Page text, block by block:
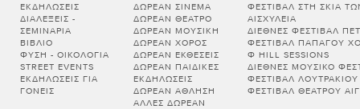
ΕΚΔΗΛΏΣΕΙΣ
ΔΙΑΛΕΞΕΙΣ -
ΣΕΜΙΝΑΡΙΑ
ΒΙΒΛΊΟ
ΦΎΣΗ - ΟΙΚΟΛΟΓΊΑ
STREET EVENTS
ΕΚΔΗΛΏΣΕΙΣ ΓΙΑ
ΓΟΝΕΊΣ
ΔΩΡΕΆΝ ΣΙΝΕΜΆ
ΔΩΡΕΆΝ ΘΈΑΤΡΟ
ΔΩΡΕΆΝ ΜΟΥΣΙΚΉ
ΔΩΡΕΆΝ ΧΟΡΌΣ
ΔΩΡΕΆΝ ΕΚΘΈΣΕΙΣ
ΔΩΡΕΆΝ ΠΑΙΔΙΚΈΣ
ΕΚΔΗΛΏΣΕΙΣ
ΔΩΡΕΆΝ ΆΘΛΗΣΗ
ΆΛΛΕΣ ΔΩΡΕΆΝ
ΦΕΣΤΙΒΆΛ ΣΤΗ ΣΚΙΆ
ΑΙΣΧΎΛΕΙΑ
ΔΙΕΘΝΈΣ ΦΕΣΤΙΒΆΛ
ΦΕΣΤΙΒΆΛ ΠΑΠΆΓΟΥ
Φ HILL SESSIONS
ΔΙΕΘΝΈΣ ΜΟΥΣΙΚΌ
ΦΕΣΤΙΒΆΛ ΛΟΥΤΡΑΚΊΟΥ
ΦΕΣΤΙΒΆΛ ΘΕΆΤΡΟΥ